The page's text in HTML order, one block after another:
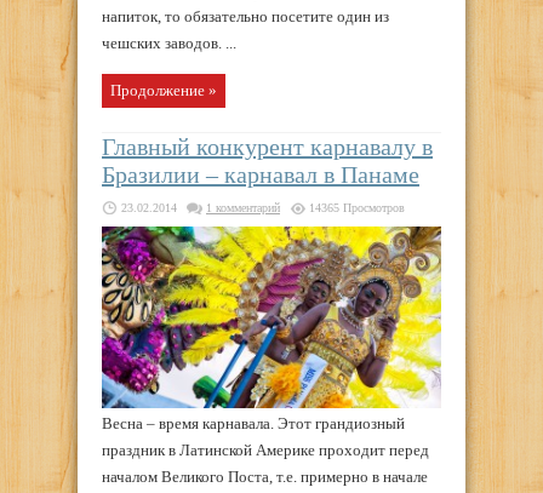
напиток, то обязательно посетите один из
чешских заводов. ...
Продолжение »
Главный конкурент карнавалу в
Бразилии – карнавал в Панаме
23.02.2014 1 комментарий 14365 Просмотров
Весна – время карнавала. Этот грандиозный
праздник в Латинской Америке проходит перед
началом Великого Поста, т.е. примерно в начале